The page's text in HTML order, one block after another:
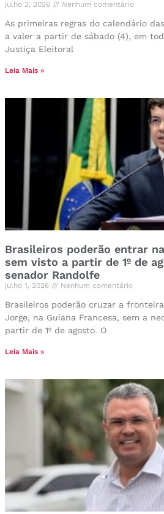
julho 2, 2026 Nenhum comentário
As primeiras regras do calendário
a valer a partir de sábado (4), em
Justiça Eleitoral
Leia Mais »
Brasileiros poderão entrar
sem visto a partir de 1º de
senador Randolfe
julho 1, 2026 Nenhum comentário
Brasileiros poderão cruzar a
Jorge, na Guiana Francesa, sem a
partir de 1º de agosto. O
Leia Mais »